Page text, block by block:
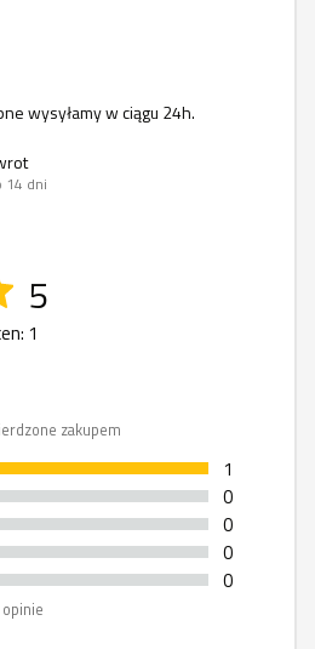
wysyłamy w ciągu 24h.
14 dni
5
1
zakupem
1
0
0
0
0